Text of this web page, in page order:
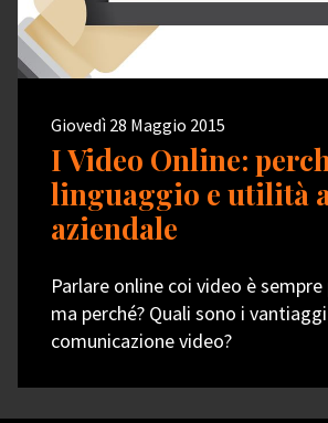
Giovedì 28 Maggio 2015
I Video Online:
linguaggio e utilità
aziendale
Parlare online coi video è
ma perché? Quali sono i
comunicazione video?